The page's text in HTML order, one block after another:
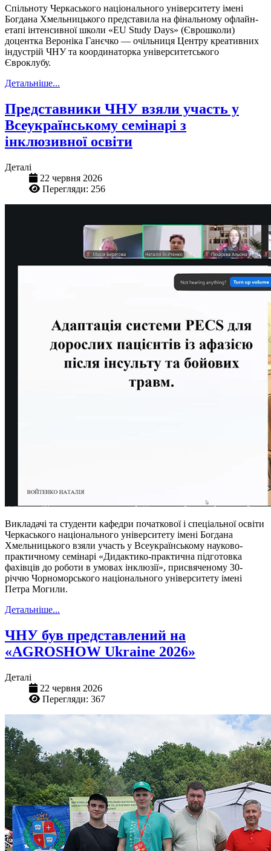
Спільноту Черкаського національного університету імені
Богдана Хмельницького представила на фінальному офлайн-
етапі інтенсивної школи «EU Study Days» (Єврошколи)
доцентка Вероніка Ганєчко — очільниця Центру креативних
індустрій ЧНУ та координаторка університетського
Євроклубу.
Детальніше...
Представники ЧНУ взяли участь у
Всеукраїнському семінарі з
інклюзивної освіти
Деталі
22 червня 2026
Перегляди: 256
Викладачі та студенти кафедри початкової і спеціальної освіти
Черкаського національного університету імені Богдана
Хмельницького взяли участь у Всеукраїнському науково-
практичному семінарі «Дидактико-практична підготовка
фахівців до роботи в умовах інклюзії», присвяченому 30-
річчю Чорноморського національного університету імені
Петра Могили.
Детальніше...
ЧНУ був представлений на
«AGROSHOW Ukraine 2026»
Деталі
22 червня 2026
Перегляди: 367